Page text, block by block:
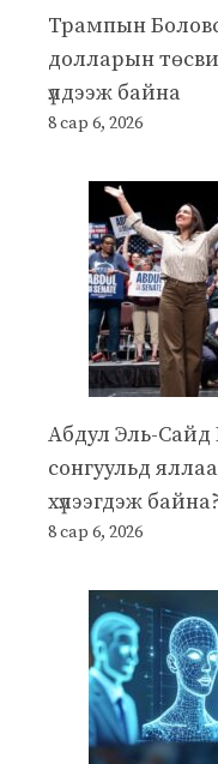
Трампын
долларын
үлдээж байна
8 сар 6, 2026
Абдул Эль-
сонгуульд
хүлээгдэж байна?
8 сар 6, 2026